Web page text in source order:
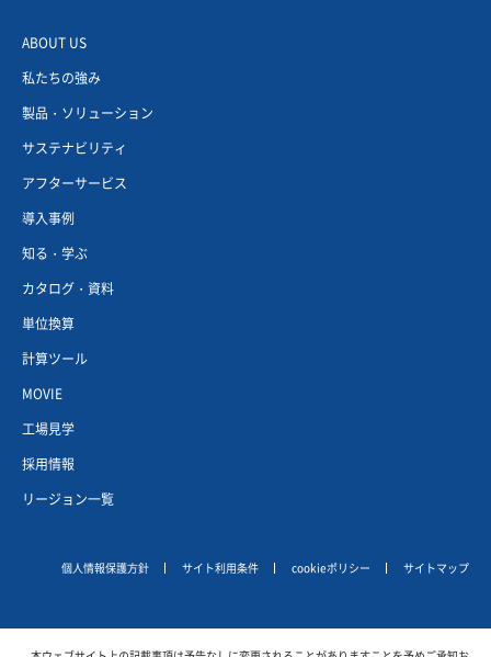
ABOUT US
私たちの強み
製品・ソリューション
サステナビリティ
アフターサービス
導入事例
知る・学ぶ
カタログ・資料
単位換算
計算ツール
MOVIE
工場見学
採用情報
リージョン一覧
個人情報保護方針 サイト利用条件 cookieポリシー サイトマップ